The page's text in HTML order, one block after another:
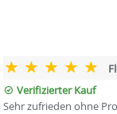
Verifizierter Kauf
Sehr zufrieden ohne